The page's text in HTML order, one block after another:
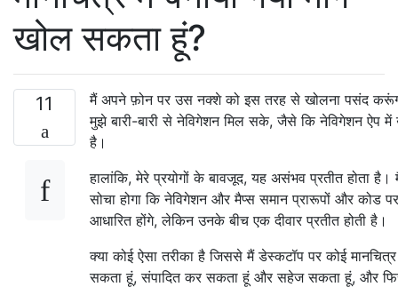
खोल सकता हूं?
11
मैं अपने फ़ोन पर उस नक्शे को इस तरह से खोलना पसंद
मुझे बारी-बारी से नेविगेशन मिल सके, जैसे कि नेविगेशन ऐप में
है।
हालांकि, मेरे प्रयोगों के बावजूद, यह असंभव प्रतीत होता है।
सोचा होगा कि नेविगेशन और मैप्स समान प्रारूपों और कोड पर
आधारित होंगे, लेकिन उनके बीच एक दीवार प्रतीत होती है।
क्या कोई ऐसा तरीका है जिससे मैं डेस्कटॉप पर कोई मानचित्र
सकता हूं, संपादित कर सकता हूं और सहेज सकता हूं, और